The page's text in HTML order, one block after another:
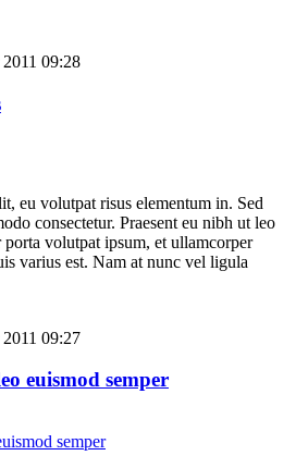
09:28
eu volutpat risus elementum in. Sed
consectetur. Praesent eu nibh ut leo
porta volutpat ipsum, et ullamcorper
varius est. Nam at nunc vel ligula
09:27
euismod semper